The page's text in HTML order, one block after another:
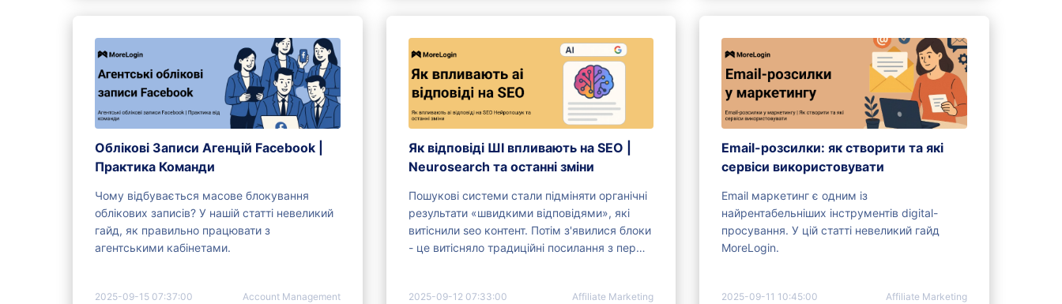
Облікові Записи Агенцій Facebook |
Практика Команди
Чому відбувається масове блокування
облікових записів? У нашій статті невеликий
гайд, як правильно працювати з
агентськими кабінетами.
2025-09-15 07:37:00 Account Management
Як відповіді ШІ впливають на SEO |
Neurosearch та останні зміни
Пошукові системи стали підміняти органічні
результати «швидкими відповідями», які
витіснили seo контент. Потім з'явилися блоки
- це витісняло традиційні посилання з першої
2025-09-12 07:33:00 Affiliate Marketing
Email-розсилки: як створити та які
сервіси використовувати
Email маркетинг є одним із
найрентабельніших інструментів digital-
просування. У цій статті невеликий гайд
MoreLogin.
2025-09-11 10:45:00 Affiliate Marketing